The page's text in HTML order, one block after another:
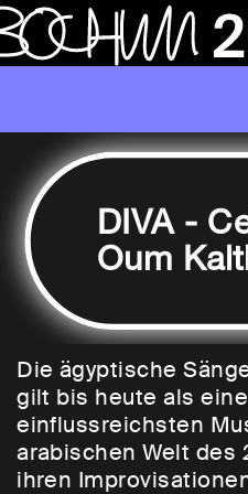
DIVA -
Oum
Die ägyptische
gilt bis heute als
einflussreichsten
arabischen Welt des
ihren